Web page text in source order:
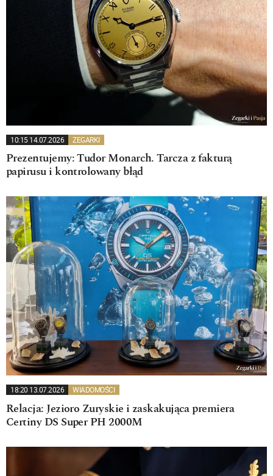
10:15 14.07.2026 ZEGARKI
Prezentujemy: Tudor Monarch. Tarcza z fakturą
papirusu i kontrolowany błąd
18:20 13.07.2026 WIADOMOŚCI
Relacja: Jezioro Zuryskie i zaskakująca premiera
Certiny DS Super PH 2000M